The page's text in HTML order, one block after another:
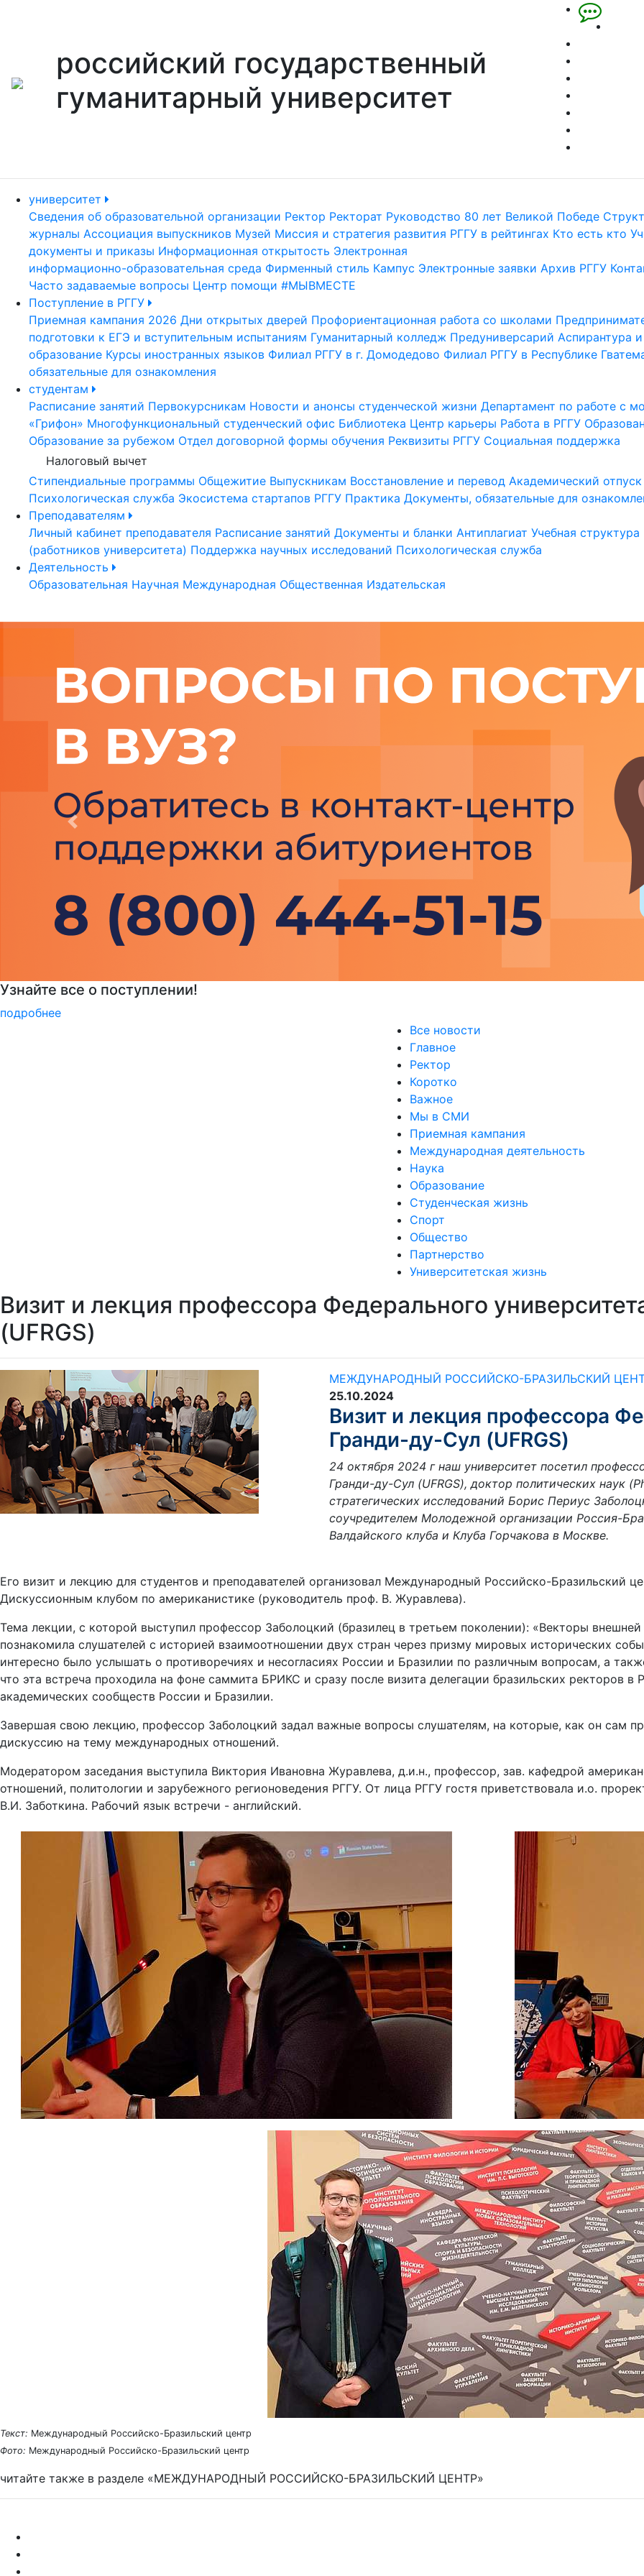
российский государственный
гуманитарный университет
университет
Сведения об образовательной организации Ректор Ректорат Руководство 80 лет Великой Победе
журналы Ассоциация выпускников Музей Миссия и стратегия развития РГГУ в рейтингах Кто есть кто
документы и приказы Информационная открытость Электронная
информационно-образовательная среда Фирменный стиль Кампус Электронные заявки Архив РГГУ
Часто задаваемые вопросы Центр помощи #МЫВМЕСТЕ
Поступление в РГГУ
Приемная кампания 2026 Дни открытых дверей Профориентационная работа со школами
подготовки к ЕГЭ и вступительным испытаниям Гуманитарный колледж Предуниверсарий Аспирантура
образование Курсы иностранных языков Филиал РГГУ в г. Домодедово Филиал РГГУ в Республике
обязательные для ознакомления
студентам
Расписание занятий Первокурсникам Новости и анонсы студенческой жизни Департамент по работе с
«Грифон» Многофункциональный студенческий офис Библиотека Центр карьеры Работа в РГГУ
Образование за рубежом Отдел договорной формы обучения Реквизиты РГГУ Социальная поддержка
Налоговый вычет
Стипендиальные программы Общежитие Выпускникам Восстановление и перевод Академический отпуск
Психологическая служба Экосистема стартапов РГГУ Практика Документы, обязательные для
Преподавателям
Личный кабинет преподавателя Расписание занятий Документы и бланки Антиплагиат Учебная структура
(работников университета) Поддержка научных исследований Психологическая служба
Деятельность
Образовательная Научная Международная Общественная Издательская
РГГУ — 35 лет!
подробнее
Previous
Все новости
Главное
Ректор
Коротко
Важное
Мы в СМИ
Приемная кампания
Международная деятельность
Наука
Образование
Студенческая жизнь
Спорт
Общество
Партнерство
Университетская жизнь
Визит и лекция профессора Федерального
(UFRGS)
МЕЖДУНАРОДНЫЙ РОССИЙСКО-БРАЗИЛЬСКИЙ
25.10.2024
Визит и лекция профессора
Гранди-ду-Сул (UFRGS)
24 октября 2024 г наш университет посетил
Гранди-ду-Сул (UFRGS), доктор политических наук
стратегических исследований Борис Периус
соучредителем Молодежной организации Россия-
Валдайского клуба и Клуба Горчакова в Москве.
Его визит и лекцию для студентов и преподавателей организовал Международный Российско-Бразильский
Дискуссионным клубом по американистике (руководитель проф. В. Журавлева).
Тема лекции, с которой выступил профессор Заболоцкий (бразилец в третьем поколении): «Векторы
познакомила слушателей с историей взаимоотношении двух стран через призму мировых исторических
интересно было услышать о противоречиях и несогласиях России и Бразилии по различным вопросам, а
что эта встреча проходила на фоне саммита БРИКС и сразу после визита делегации бразильских ректоров в
академических сообществ России и Бразилии.
Завершая свою лекцию, профессор Заболоцкий задал важные вопросы слушателям, на которые, как он сам
дискуссию на тему международных отношений.
Модератором заседания выступила Виктория Ивановна Журавлева, д.и.н., профессор, зав. кафедрой
отношений, политологии и зарубежного регионоведения РГГУ. От лица РГГУ гостя приветствовала и.о.
В.И. Заботкина. Рабочий язык встречи - английский.
Текст: Международный Российско-Бразильский центр
Фото: Международный Российско-Бразильский центр
читайте также в разделе «МЕЖДУНАРОДНЫЙ РОССИЙСКО-БРАЗИЛЬСКИЙ ЦЕНТР»